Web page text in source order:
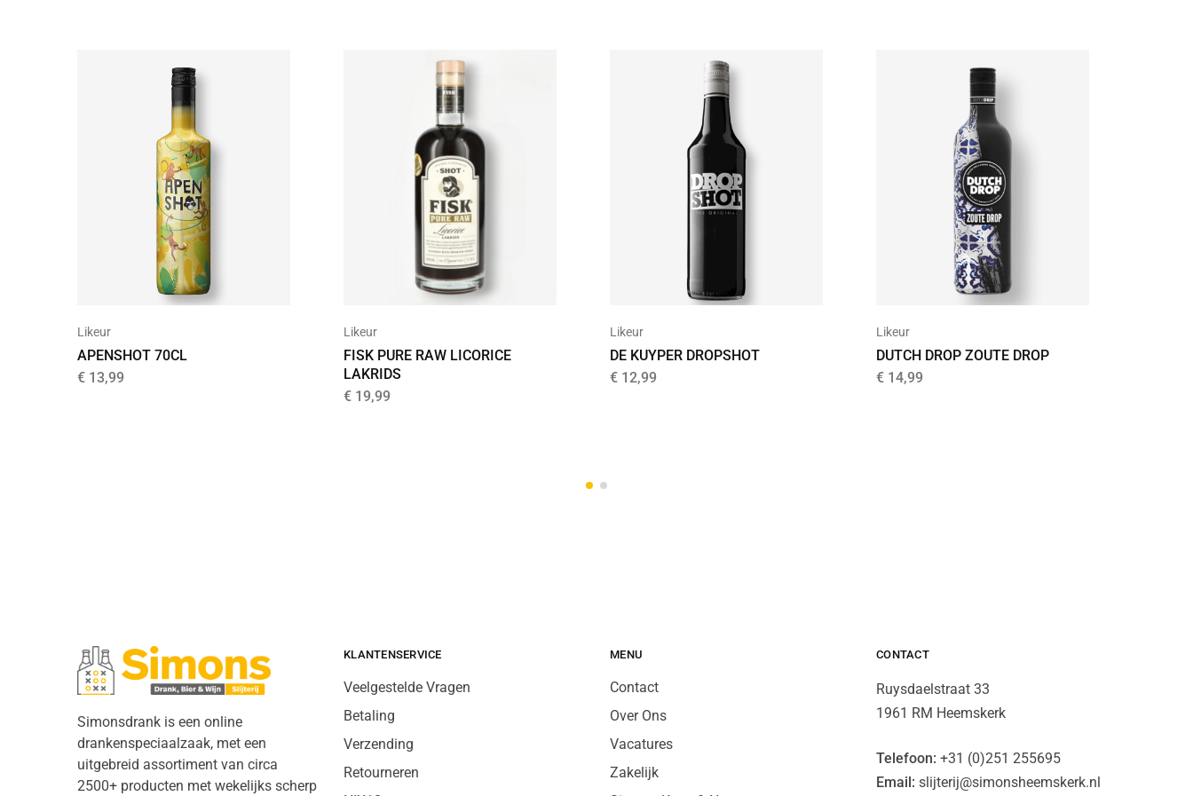
Likeur
APENSHOT 70CL
€ 13,99
Likeur
FISK PURE RAW LICORICE
LAKRIDS
€ 19,99
Likeur
DE KUYPER DROPSHOT
€ 12,99
Likeur
DUTCH DROP ZOUTE DROP
€ 14,99
Simonsdrank is een online
drankenspeciaalzaak, met een
uitgebreid assortiment van circa
2500+ producten met wekelijks scherp
KLANTENSERVICE
Veelgestelde Vragen
Betaling
Verzending
Retourneren
MENU
Contact
Over Ons
Vacatures
Zakelijk
CONTACT
Ruysdaelstraat 33
1961 RM Heemskerk
Telefoon: +31 (0)251 255695
Email: slijterij@simonsheemskerk.nl